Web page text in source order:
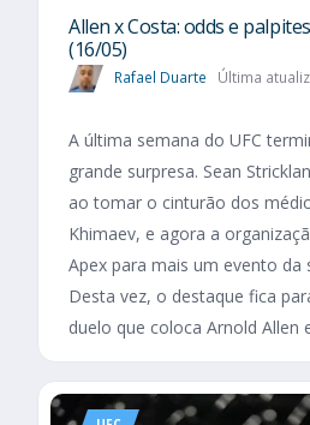
Allen x Costa: odds e
(16/05)
Rafael Duarte Última
A última semana do UFC
grande surpresa. Sean
ao tomar o cinturão dos
Khimaev, e agora a
Apex para mais um evento da
Desta vez, o destaque fica
duelo que coloca Arnold Allen